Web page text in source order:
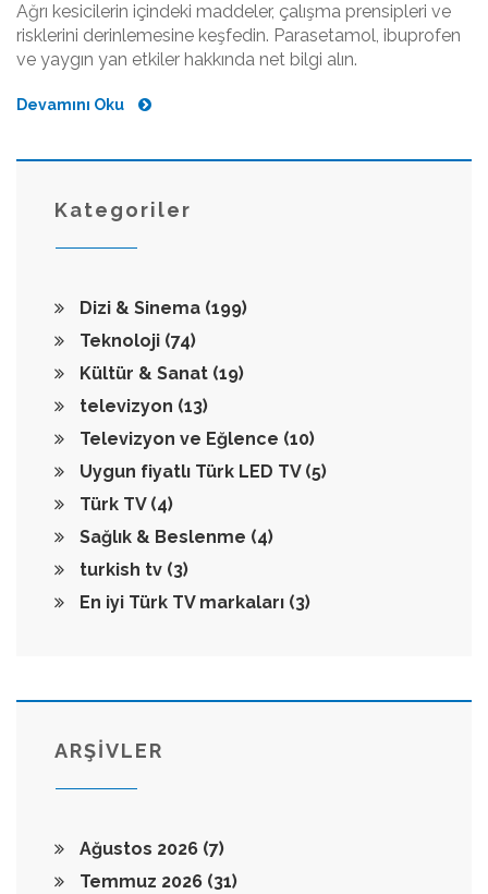
Ağrı kesicilerin içindeki maddeler, çalışma prensipleri ve
risklerini derinlemesine keşfedin. Parasetamol, ibuprofen
ve yaygın yan etkiler hakkında net bilgi alın.
Devamını Oku
Kategoriler
Dizi & Sinema (199)
Teknoloji (74)
Kültür & Sanat (19)
televizyon (13)
Televizyon ve Eğlence (10)
Uygun fiyatlı Türk LED TV (5)
Türk TV (4)
Sağlık & Beslenme (4)
turkish tv (3)
En iyi Türk TV markaları (3)
ARŞİVLER
Ağustos 2026 (7)
Temmuz 2026 (31)